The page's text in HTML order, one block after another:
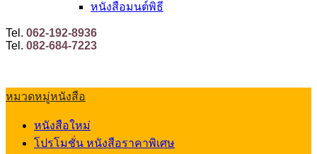
หนังสือมนต์พิธี
Tel. 062-192-8936
Tel. 082-684-7223
หมวดหมู่หนังสือ
หนังสือใหม่
โปรโมชั่น หนังสือราคาพิเศษ